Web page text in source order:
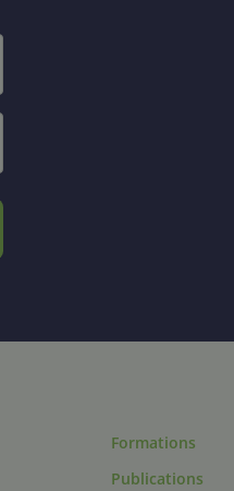
Formations
Publications